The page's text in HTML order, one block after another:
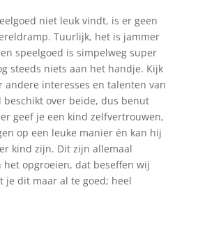
niet leuk vindt, is er geen
Tuurlijk, het is jammer
speelgoed is simpelweg super
steeds niets aan het handje. Kijk
andere interesses en talenten van
beschikt over beide, dus benut
geef je een kind zelfvertrouwen,
op een leuke manier én kan hij
kind zijn. Dit zijn allemaal
opgroeien, dat beseffen wij
je dit maar al te goed; heel